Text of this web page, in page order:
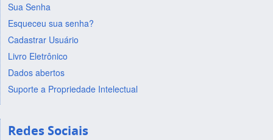
Sua Senha
Esqueceu sua senha?
Cadastrar Usuário
Livro Eletrônico
Dados abertos
Suporte a Propriedade Intelectual
Redes Sociais